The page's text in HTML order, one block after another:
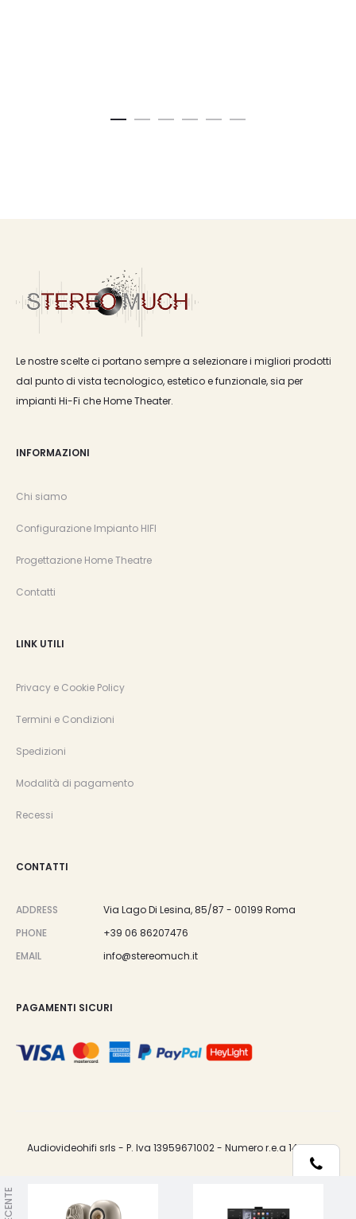
Le nostre scelte ci portano sempre a selezionare i migliori prodotti
dal punto di vista tecnologico, estetico e funzionale, sia per
impianti Hi-Fi che Home Theater.
INFORMAZIONI
Chi siamo
Configurazione Impianto HIFI
Progettazione Home Theatre
Contatti
LINK UTILI
Privacy e Cookie Policy
Termini e Condizioni
Spedizioni
Modalità di pagamento
Recessi
CONTATTI
ADDRESS
Via Lago Di Lesina, 85/87 - 00199 Roma
PHONE
+39 06 86207476
EMAIL
info@stereomuch.it
PAGAMENTI SICURI
Audiovideohifi srls - P. Iva 13959671002 - Numero r.e.a 1487033.